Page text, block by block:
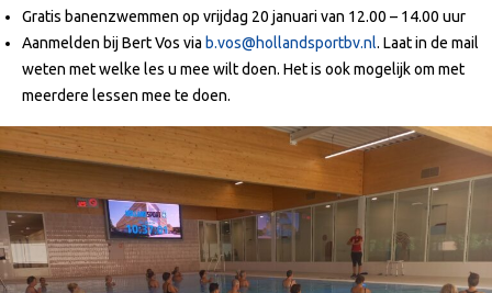
Gratis banenzwemmen op vrijdag 20 januari van 12.00 – 14.00 uur
Aanmelden bij Bert Vos via b.vos@hollandsportbv.nl. Laat in de mail
weten met welke les u mee wilt doen. Het is ook mogelijk om met
meerdere lessen mee te doen.